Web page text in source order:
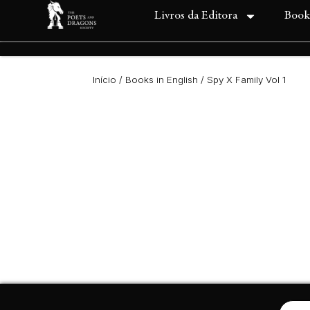
Livros da Editora
Início / Books in English / Spy X Family Vol 1